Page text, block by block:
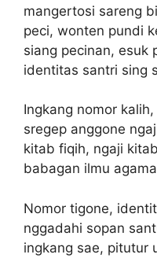
mangertosi sareng
peci, wonten pundi
siang pecinan, esuk
identitas santri sing
Ingkang nomor
sregep anggone
kitab fiqih, ngaji
babagan ilmu
Nomor tigone,
nggadahi sopan
ingkang sae, pitutur